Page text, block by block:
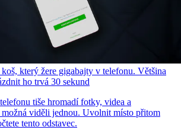
který žere gigabajty v telefonu. Většina
ho trvá 30 sekund
tiše hromadí fotky, videa a
možná viděli jednou. Uvolnit místo přitom
tento odstavec.